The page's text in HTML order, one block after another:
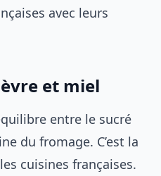
avec leurs
et miel
entre le sucré
du fromage. C’est la
cuisines françaises.